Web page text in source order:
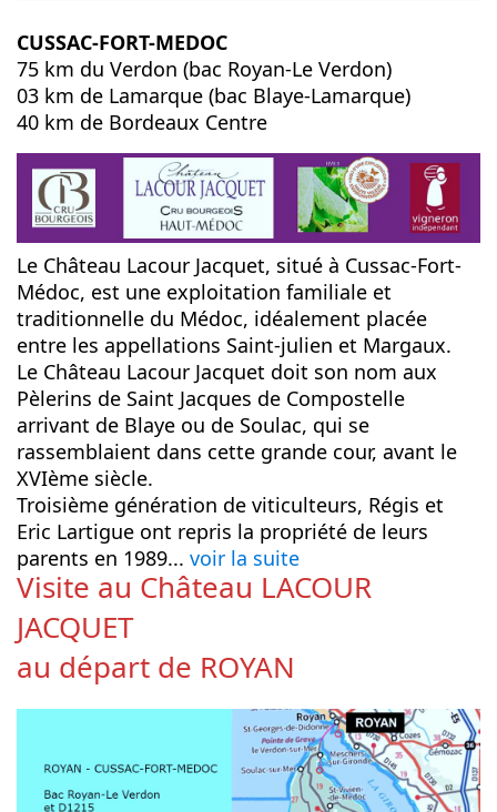
CUSSAC-FORT-MEDOC
75 km du Verdon (bac Royan-Le Verdon)
03 km de Lamarque (bac Blaye-Lamarque)
40 km de Bordeaux Centre
Le Château Lacour Jacquet, situé à Cussac-Fort-
Médoc, est une exploitation familiale et
traditionnelle du Médoc, idéalement placée
entre les appellations Saint-julien et Margaux.
Le Château Lacour Jacquet doit son nom aux
Pèlerins de Saint Jacques de Compostelle
arrivant de Blaye ou de Soulac, qui se
rassemblaient dans cette grande cour, avant le
XVIème siècle.
Troisième génération de viticulteurs, Régis et
Eric Lartigue ont repris la propriété de leurs
parents en 1989... voir la suite
Visite au Château LACOUR
JACQUET
au départ de ROYAN